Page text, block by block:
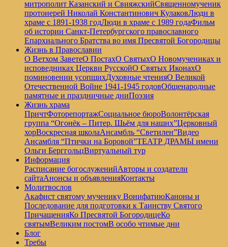
митрополит Казанский и СвияжскийСвященномученик
протоиерей Николай Константинович КулаковЛюди в
храме с 1891-1938 годЛюди в храме с 1989 годаФильм
об истории Санкт-Петербургского православного
Епархиального Братства во имя Пресвятой Богородицы
Жизнь в Православии
О Ветхом ЗаветеО ПостахО СвятыхО Новомучениках и
исповедниках Церкви РусскойО Святых ИконахО
поминовении усопшихДуховные чтенияО Великой
Отечественной Войне 1941-1945 годовОбщенародные
памятные и праздничные дниПоэзия
Жизнь храма
ПричтФоторепортажСоциальное бюроВолонтёрская
группа “Огонёк – Питер. Шьём для наших”Церковный
хорВоскресная школаАнсамбль “Светилен”Видео
Ансамбля “Птички на Боровой”ТЕАТР ДРАМЫ имени
Ольги БерггольцВиртуальный тур
Информация
Расписание богослуженийАвторы и создатели
сайтаАнонсы и объявленияКонтакты
Молитвослов
Акафист святому мученику ВонифатиюКаноны и
Последование для подготовки к Таинству Святого
ПричащенияКо Пресвятой БогородицеКо
святымВеликим постомВ особо чтимые дни
Блог
Требы